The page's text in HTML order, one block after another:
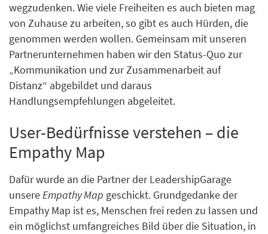
wegzudenken. Wie viele Freiheiten es auch bieten mag
von Zuhause zu arbeiten, so gibt es auch Hürden, die
genommen werden wollen. Gemeinsam mit unseren
Partnerunternehmen haben wir den Status-Quo zur
„Kommunikation und zur Zusammenarbeit auf
Distanz“ abgebildet und daraus
Handlungsempfehlungen abgeleitet.
User-Bedürfnisse verstehen – die
Empathy Map
Dafür wurde an die Partner der LeadershipGarage
unsereEmpathy Map geschickt. Grundgedanke der
Empathy Map ist es, Menschen frei reden zu lassen und
ein möglichst umfangreiches Bild über die Situation, in